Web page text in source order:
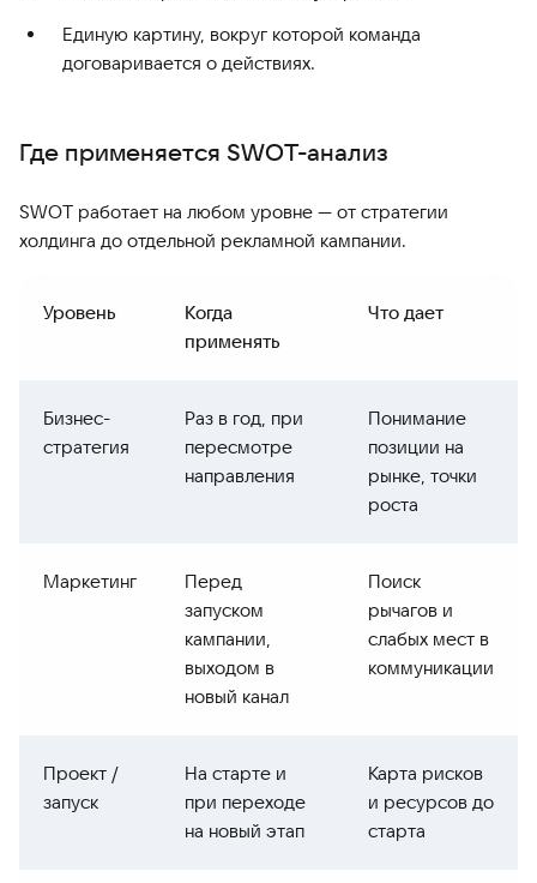
Единую картину, вокруг которой команда
договаривается о действиях.
Где применяется SWOT-анализ
SWOT работает на любом уровне — от стратегии
холдинга до отдельной рекламной кампании.
Уровень
Когда
применять
Что дает
Бизнес-
стратегия
Раз в год, при
пересмотре
направления
Понимание
позиции на
рынке, точки
роста
Маркетинг
Перед
запуском
кампании,
выходом в
новый канал
Поиск
рычагов и
слабых мест в
коммуникации
Проект /
запуск
На старте и
при переходе
на новый этап
Карта рисков
и ресурсов до
старта